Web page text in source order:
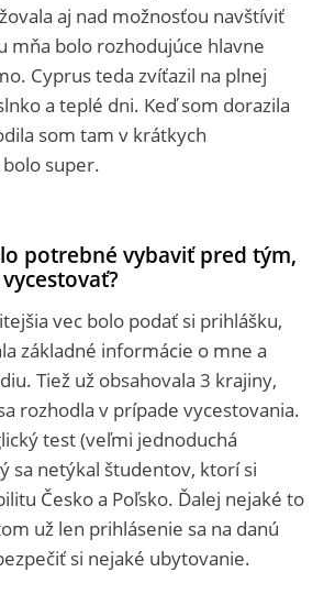
aj nad možnosťou navštíviť
mňa bolo rozhodujúce hlavne
Cyprus teda zvíťazil na plnej
a teplé dni. Keď som dorazila
som tam v krátkych
super.
potrebné vybaviť pred tým,
vec bolo podať si prihlášku,
základné informácie o mne a
Tiež už obsahovala 3 krajiny,
rozhodla v prípade vycestovania.
test (veľmi jednoduchá
sa netýkal študentov, ktorí si
Česko a Poľsko. Ďalej nejaké to
už len prihlásenie sa na danú
si nejaké ubytovanie.